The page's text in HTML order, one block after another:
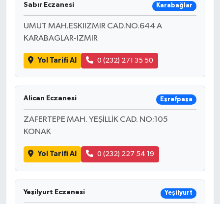
Sabır Eczanesi Karabağlar
UMUT MAH.ESKIIZMIR CAD.NO.644 A
KARABAGLAR-IZMIR
Yol Tarifi Al 0 (232) 271 35 50
Alican Eczanesi Eşrefpaşa
ZAFERTEPE MAH. YEŞİLLİK CAD. NO:105
KONAK
Yol Tarifi Al 0 (232) 227 54 19
Yeşilyurt Eczanesi Yeşilyurt